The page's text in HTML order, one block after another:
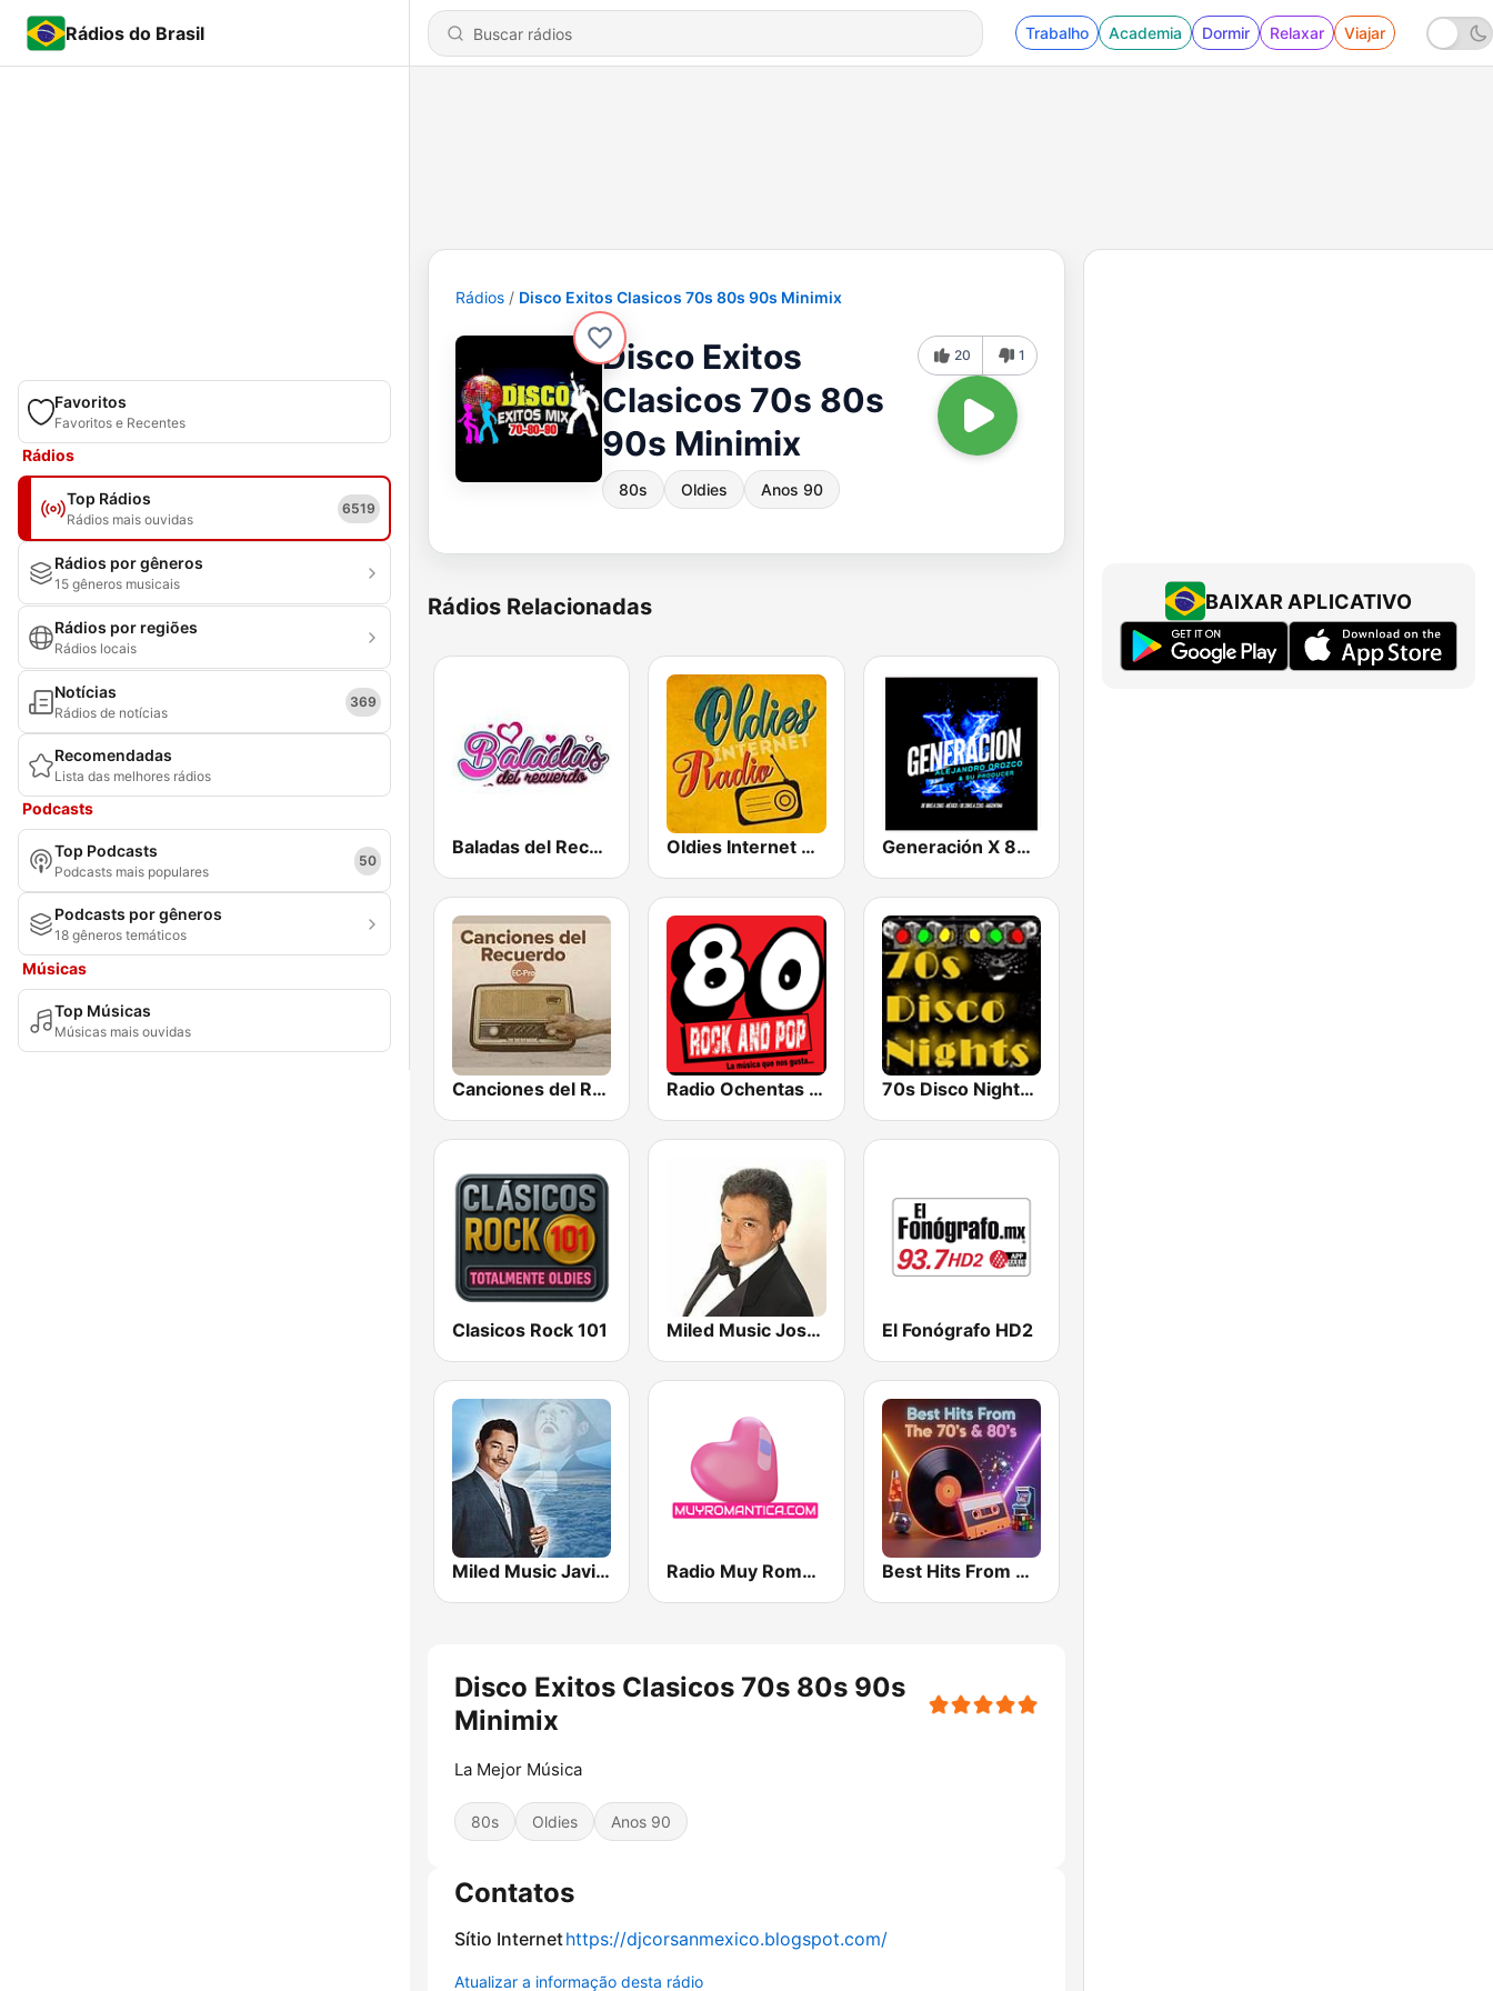
Rádios do Brasil Trabalho Academia Dormir Relaxar Viajar
Favoritos
Favoritos e Recentes
Rádios
Top Rádios
Rádios mais ouvidas
6519
Rádios por gêneros
15 gêneros musicais
Rádios por regiões
Rádios locais
Notícias
Rádios de notícias
369
Recomendadas
Lista das melhores rádios
Podcasts
Top Podcasts
Podcasts mais populares
50
Podcasts por gêneros
18 gêneros temáticos
Músicas
Top Músicas
Músicas mais ouvidas
Rádios Disco Exitos Clasicos 70s 80s 90s Minimix
Disco Exitos
Clasicos 70s 80s
90s Minimix
80s Oldies Anos 90
20 1
Rádios Relacionadas
Baladas del Recuerdo Oldies Internet Radio Generación X 80s 90s
Canciones del Recuerdo DJec Radio Ochentas México 70s Disco Nights Radio
Clasicos Rock 101 Miled Music José José El Fonógrafo HD2
Miled Music Javier Solis Radio Muy Romantica Mexico Best Hits From The 70’s & 80’s
Disco Exitos Clasicos 70s 80s 90s
Minimix
La Mejor Música
80s Oldies Anos 90
Contatos
Sítio Internethttps://djcorsanmexico.blogspot.com/
Atualizar a informação desta rádio
BAIXAR APLICATIVO